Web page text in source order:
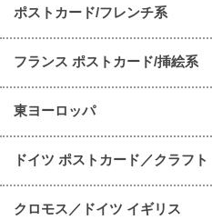
ポストカード/フレンチ系
フランス ポストカード/挿絵系
東ヨーロッパ
ドイツ ポストカード／クラフト
クロモス／ドイツ イギリス